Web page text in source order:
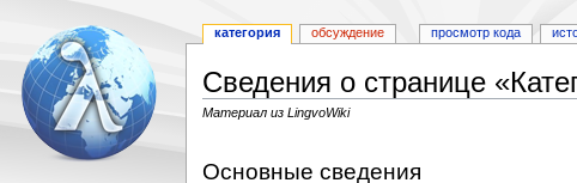
Сведения о странице
Материал из LingvoWiki
ккОсновные сведения
категория обсуждение просмотр кода